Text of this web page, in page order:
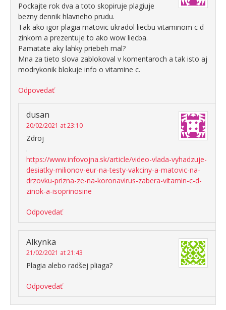
Pockajte rok dva a toto skopiruje plagiuje
bezny dennik hlavneho prudu.
Tak ako igor plagia matovic ukradol liecbu vitaminom c d
zinkom a prezentuje to ako wow liecba.
Pamatate aky lahky priebeh mal?
Mna za tieto slova zablokoval v komentaroch a tak isto aj
modrykonik blokuje info o vitamine c.
Odpovedať
dusan
20/02/2021 at 23:10
Zdroj
.
https://www.infovojna.sk/article/video-vlada-vyhadzuje-
desiatky-milionov-eur-na-testy-vakciny-a-matovic-na-
drzovku-prizna-ze-na-koronavirus-zabera-vitamin-c-d-
zinok-a-isoprinosine
Odpovedať
Alkynka
21/02/2021 at 21:43
Plagia alebo radšej pliaga?
Odpovedať